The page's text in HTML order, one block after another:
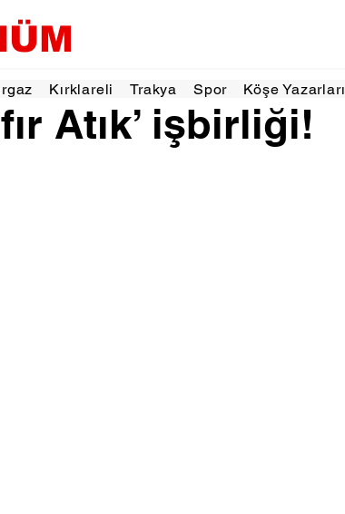
Kırklareli Trakya Spor Köşe Yazarları
Atık’ işbirliği!
Dalgıç 25 Ağu 20251 dakikada okunur